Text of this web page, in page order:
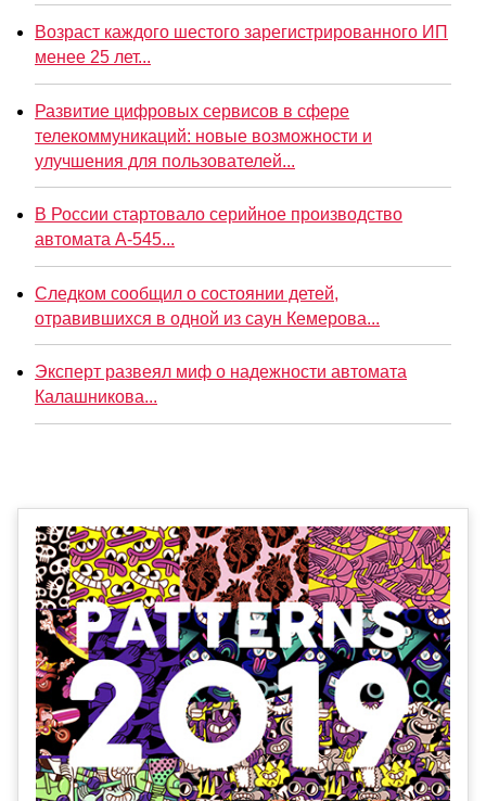
Возраст каждого шестого зарегистрированного ИП
менее 25 лет...
Развитие цифровых сервисов в сфере
телекоммуникаций: новые возможности и
улучшения для пользователей...
В России стартовало серийное производство
автомата А-545...
Следком сообщил о состоянии детей,
отравившихся в одной из саун Кемерова...
Эксперт развеял миф о надежности автомата
Калашникова...